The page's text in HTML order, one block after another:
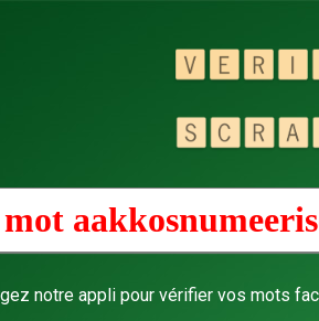
notre appli pour vérifier vos mots